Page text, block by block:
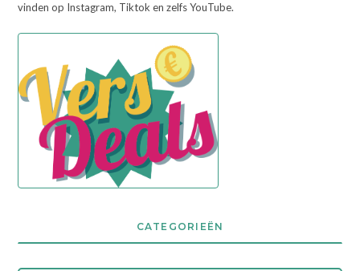
vinden op Instagram, Tiktok en zelfs YouTube.
CATEGORIEËN